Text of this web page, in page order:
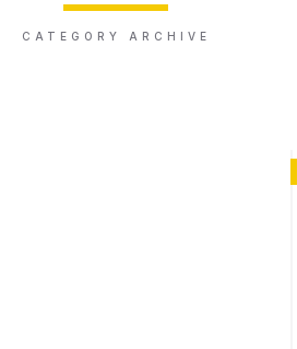
CATEGORY ARCHIVE